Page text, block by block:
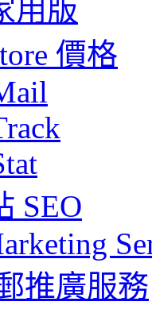
用版
價格
SEO
推廣服務